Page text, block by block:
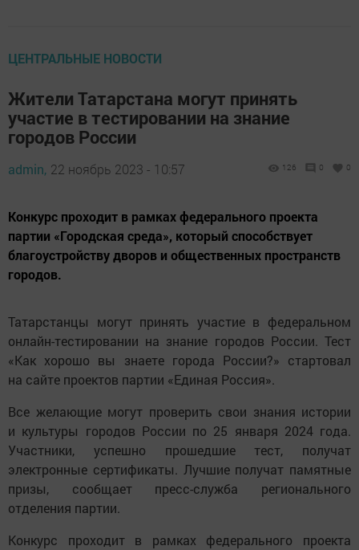
ЦЕНТРАЛЬНЫЕ НОВОСТИ
Жители Татарстана могут принять
участие в тестировании на знание
городов России
admin, 22 ноябрь 2023 - 10:57 126 0 0
Конкурс проходит в рамках федерального проекта
партии «Городская среда», который способствует
благоустройству дворов и общественных пространств
городов.
Татарстанцы могут принять участие в федеральном
онлайн-тестировании на знание городов России. Тест
«Как хорошо вы знаете города России?» стартовал
на сайте проектов партии «Единая Россия».
Все желающие могут проверить свои знания истории
и культуры городов России по 25 января 2024 года.
Участники, успешно прошедшие тест, получат
электронные сертификаты. Лучшие получат памятные
призы, сообщает пресс-служба регионального
отделения партии.
Конкурс проходит в рамках федерального проекта